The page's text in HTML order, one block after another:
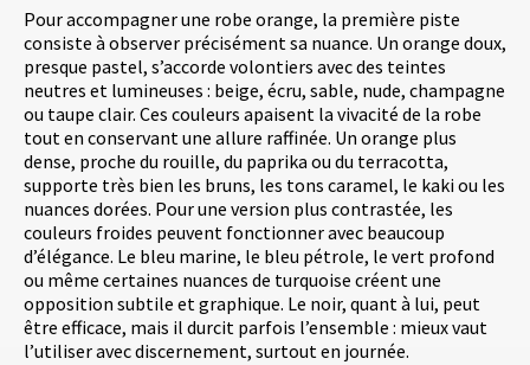
Pour accompagner une robe orange, la première piste
consiste à observer précisément sa nuance. Un orange doux,
presque pastel, s’accorde volontiers avec des teintes
neutres et lumineuses : beige, écru, sable, nude, champagne
ou taupe clair. Ces couleurs apaisent la vivacité de la robe
tout en conservant une allure raffinée. Un orange plus
dense, proche du rouille, du paprika ou du terracotta,
supporte très bien les bruns, les tons caramel, le kaki ou les
nuances dorées. Pour une version plus contrastée, les
couleurs froides peuvent fonctionner avec beaucoup
d’élégance. Le bleu marine, le bleu pétrole, le vert profond
ou même certaines nuances de turquoise créent une
opposition subtile et graphique. Le noir, quant à lui, peut
être efficace, mais il durcit parfois l’ensemble : mieux vaut
l’utiliser avec discernement, surtout en journée.